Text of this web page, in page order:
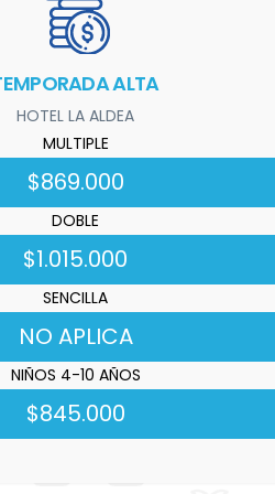
ALTA
HOTEL LA ALDEA
MULTIPLE
$869.000
DOBLE
$1.015.000
SENCILLA
NO APLICA
NIÑOS 4-10 AÑOS
$845.000